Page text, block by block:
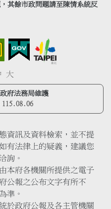
其餘市政問題請至陳情系統反
大
府法務局維護
115.08.06
資訊及資料檢索，並不提
有法律上的疑義，建議您
詢。
本府各機關所提供之電子
公報之公布文字有所不
準。
於政府公報及各主管機關